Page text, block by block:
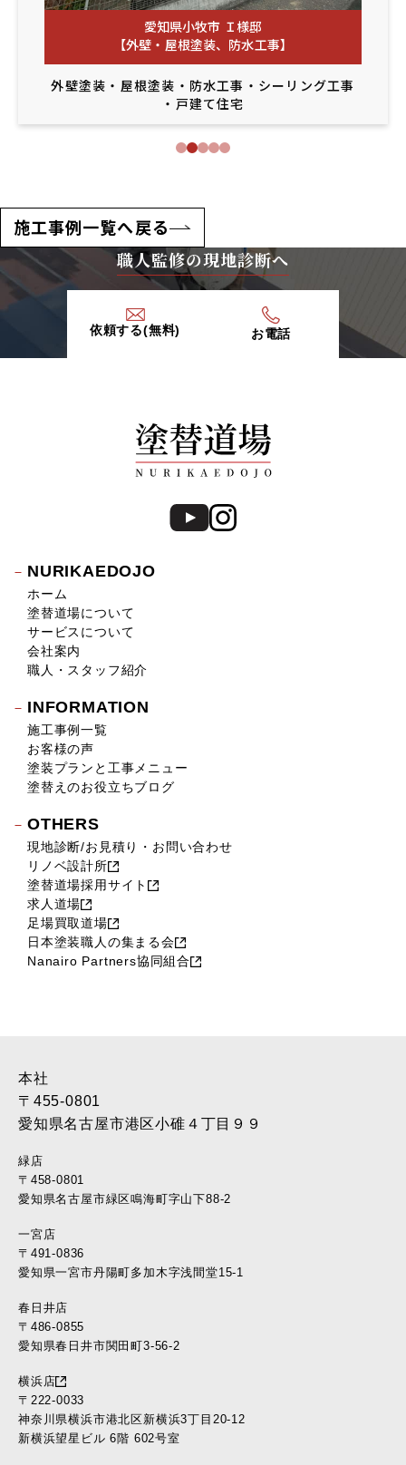
愛知県小牧市 Ｉ様邸
【外壁・屋根塗装、防水工事】
外壁塗装 ・ 屋根塗装 ・ 防水工事 ・ シーリング工事
・ 戸建て住宅
施工事例一覧へ戻る
職人監修の現地診断へ
依頼する(無料) お電話
NURIKAEDOJO
ホーム
塗替道場について
サービスについて
会社案内
職人・スタッフ紹介
INFORMATION
施工事例一覧
お客様の声
塗装プランと工事メニュー
塗替えのお役立ちブログ
OTHERS
現地診断/お見積り・お問い合わせ
リノベ設計所
塗替道場採用サイト
求人道場
足場買取道場
日本塗装職人の集まる会
Nanairo Partners協同組合
本社
〒455-0801
愛知県名古屋市港区小碓４丁目９９
緑店
〒458-0801
愛知県名古屋市緑区鳴海町字山下88-2
一宮店
〒491-0836
愛知県一宮市丹陽町多加木字浅間堂15-1
春日井店
〒486-0855
愛知県春日井市関田町3-56-2
横浜店
〒222-0033
神奈川県横浜市港北区新横浜3丁目20-12
新横浜望星ビル 6階 602号室